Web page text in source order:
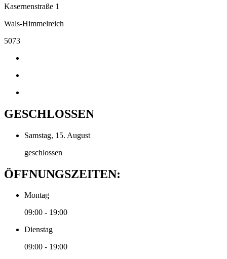
Kasernenstraße 1
Wals-Himmelreich
5073
GESCHLOSSEN
Samstag, 15. August
geschlossen
ÖFFNUNGSZEITEN:
Montag
09:00 - 19:00
Dienstag
09:00 - 19:00